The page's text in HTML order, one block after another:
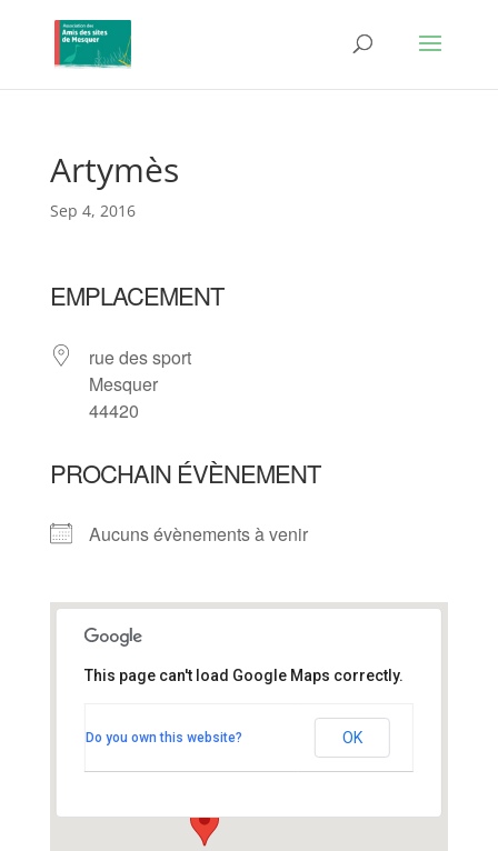
Artymès
Sep 4, 2016
EMPLACEMENT
rue des sport
Mesquer
44420
PROCHAIN ÉVÈNEMENT
Aucuns évènements à venir
Voir Évènements
This page can't load Google Maps correctly.
Do you own this website? OK